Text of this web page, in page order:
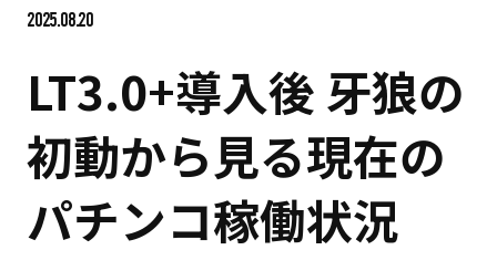
2025.08.20
LT3.0+導入後 牙狼の
初動から見る現在の
パチンコ稼働状況